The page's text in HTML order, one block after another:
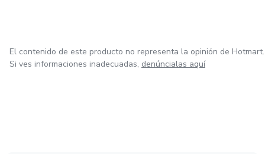
El contenido de este producto no representa la opinión de Hotmart.
Si ves informaciones inadecuadas, denúncialas aquí